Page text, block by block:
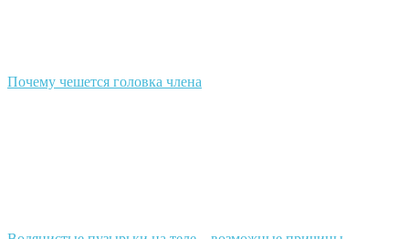
Почему чешется головка члена